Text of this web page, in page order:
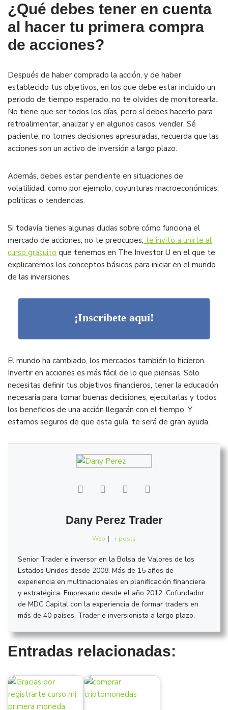
¿Qué debes tener en cuenta
al hacer tu primera compra
de acciones?
Después de haber comprado la acción, y de haber
establecido tus objetivos, en los que debe estar incluido un
periodo de tiempo esperado, no te olvides de monitorearla.
No tiene que ser todos los días, pero sí debes hacerlo para
retroalimentar, analizar y en algunos casos, vender. Sé
paciente, no tomes decisiones apresuradas, recuerda que las
acciones son un activo de inversión a largo plazo.
Además, debes estar pendiente en situaciones de
volatilidad, como por ejemplo, coyunturas macroeconómicas,
políticas o tendencias.
Si todavía tienes algunas dudas sobre cómo funciona el
mercado de acciones, no te preocupes, te invito a unirte al
curso gratuito que tenemos en The Investor U en el que te
explicaremos los conceptos básicos para iniciar en el mundo
de las inversiones.
¡Inscríbete aquí!
El mundo ha cambiado, los mercados también lo hicieron.
Invertir en acciones es más fácil de lo que piensas. Solo
necesitas definir tus objetivos financieros, tener la educación
necesaria para tomar buenas decisiones, ejecutarlas y todos
los beneficios de una acción llegarán con el tiempo. Y
estamos seguros de que esta guía, te será de gran ayuda.
Dany Perez Trader
Web | + posts
Senior Trader e inversor en la Bolsa de Valores de los
Estados Unidos desde 2008. Más de 15 años de
experiencia en multinacionales en planificación financiera
y estratégica. Empresario desde el año 2012. Cofundador
de MDC Capital con la experiencia de formar traders en
más de 40 países. Trader e inversionista a largo plazo.
Entradas relacionadas: